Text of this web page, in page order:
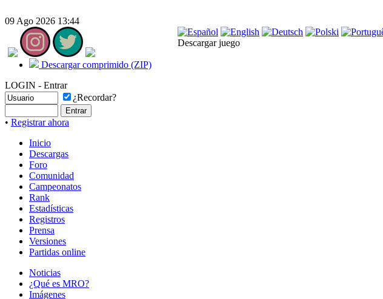
09 Ago 2026 13:44
Descargar juego
Descargar comprimido (ZIP)
LOGIN - Entrar
¿Recordar?
• Registrar ahora
Inicio
Descargas
Foro
Comunidad
Campeonatos
Rank
Estadísticas
Registros
Prensa
Versiones
Partidas online
Noticias
¿Qué es MRO?
Imágenes